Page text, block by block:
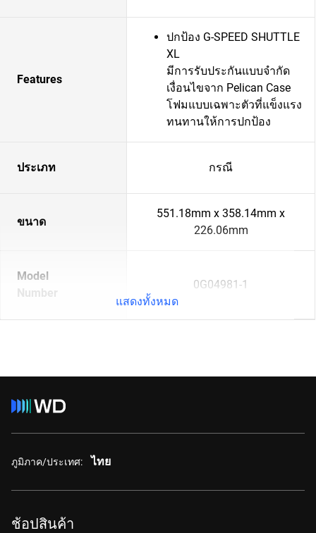
Features
ปกป้อง G-SPEED SHUTTLE
XL
มีการรับประกันแบบจำกัด
เงื่อนไขจาก Pelican Case
โฟมแบบเฉพาะตัวที่แข็งแรง
ทนทานให้การปกป้อง
ประเภท กรณี
ขนาด
551.18mm x 358.14mm x
226.06mm
Model
Number
0G04981-1
แสดงทั้งหมด
ภูมิภาค/ประเทศ: ไทย
ช้อปสินค้า